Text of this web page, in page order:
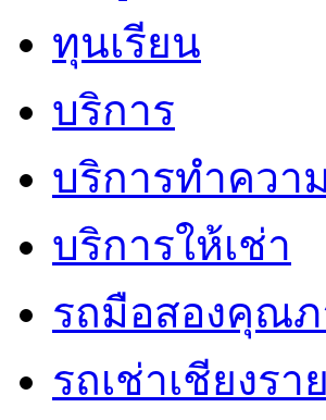
ทุนเรียน
บริการ
บริการทำควา
บริการให้เช่า
รถมือสองคุณ
รถเช่าเชียงราย